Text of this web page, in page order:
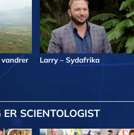
Larry – Sydafrika
ER SCIENTOLOGIST